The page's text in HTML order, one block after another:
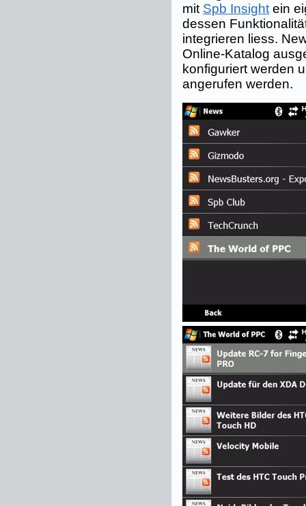
mit Spb Insight ein
dessen
integrieren liess.
Online-Katalog
konfiguriert werden
angerufen werden.